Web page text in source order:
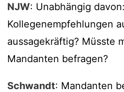
NJW: Unabhängig
Kollegenempfehlungen
aussagekräftig? Müsste
Mandanten befragen?
Schwandt: Mandanten